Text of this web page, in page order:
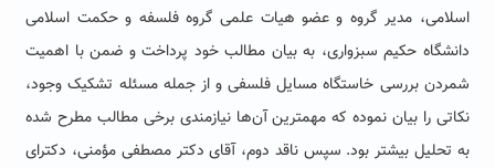
اسلامی، مدیر گروه و عضو هیات علمی گروه فلسفه و حکمت اسلامی
دانشگاه حکیم سبزواری، به بیان مطالب خود پرداخت و ضمن با اهمیت
شمردن بررسی خاستگاه مسایل فلسفی و از جمله مسئله تشکیک وجود،
نکاتی را بیان نموده که مهمترین آن‌ها نیازمندی برخی مطالب مطرح شده
به تحلیل بیشتر بود. سپس ناقد دوم، آقای دکتر مصطفی مؤمنی، دکترای